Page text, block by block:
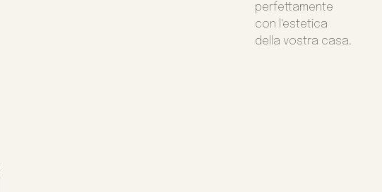
perfettamente
con l'estetica
della vostra casa.